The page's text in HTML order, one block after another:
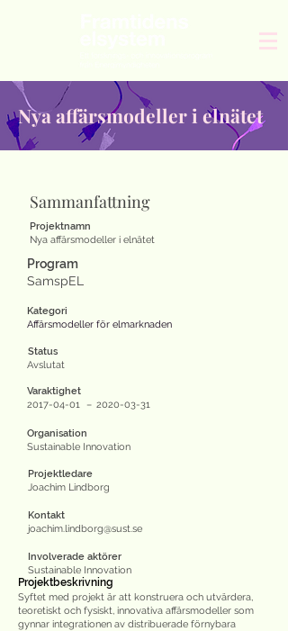
Nya affärsmodeller i elnätet
Sammanfattning
Projektnamn
Nya affärsmodeller i elnätet
Program
SamspEL
Kategori
Affärsmodeller för elmarknaden
Status
Avslutat
Varaktighet
2017-04-01
– 2020-03-31
Organisation
Sustainable Innovation
Projektledare
Joachim Lindborg
Kontakt
joachim.lindborg@sust.se
Involverade aktörer
Sustainable Innovation
Projektbeskrivning
Syftet med projekt är att konstruera och utvärdera,
teoretiskt och fysiskt, innovativa affärsmodeller som
gynnar integrationen av distribuerade förnybara